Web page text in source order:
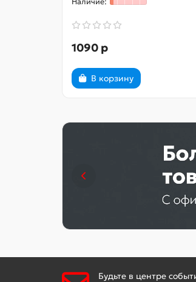
1090 р
В корзину
Будьте в центре